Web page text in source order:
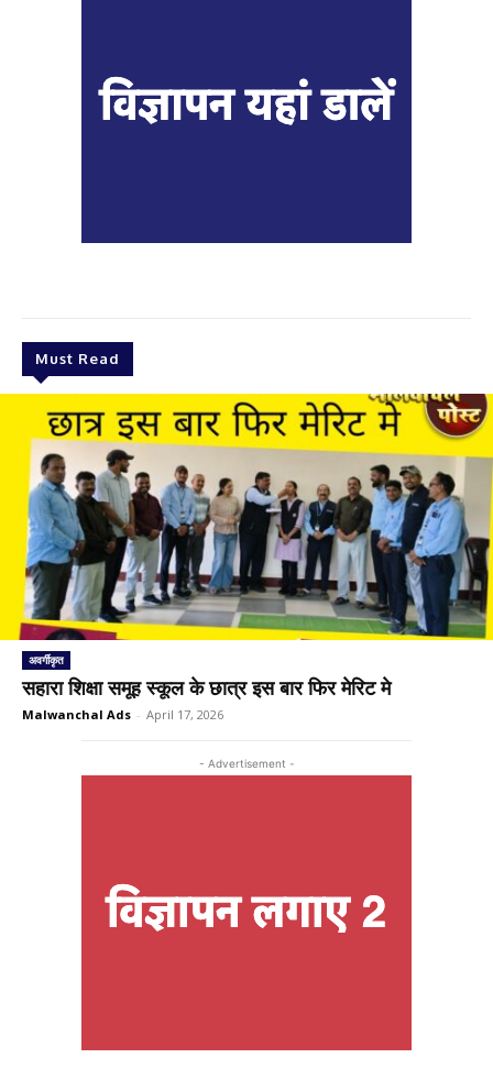
Must Read
अवर्गीकृत
सहारा शिक्षा समूह स्कूल के छात्र इस बार फिर मेरिट मे
Malwanchal Ads - April 17, 2026
- Advertisement -